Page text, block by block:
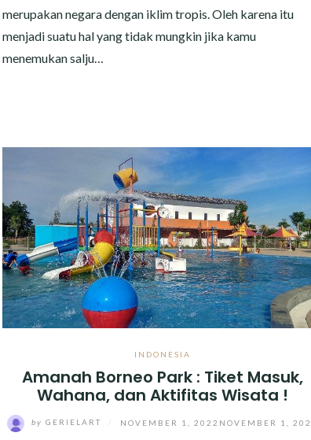
merupakan negara dengan iklim tropis. Oleh karena itu
menjadi suatu hal yang tidak mungkin jika kamu
menemukan salju…
INDONESIA
Amanah Borneo Park : Tiket Masuk,
Wahana, dan Aktifitas Wisata !
by GERIELART NOVEMBER 1, 2022 NOVEMBER 1,